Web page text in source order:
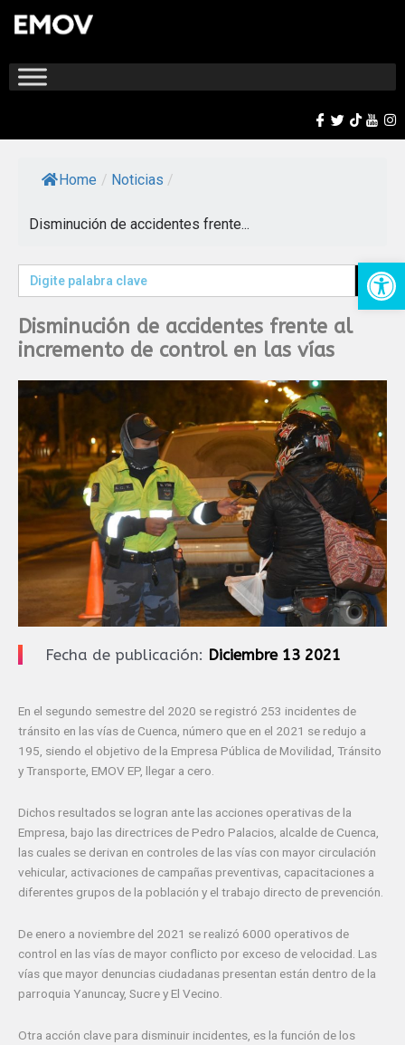
Home / Noticias /
Disminución de accidentes frente...
Search
for:
Search Button
Disminución de accidentes frente al
incremento de control en las vías
Fecha de publicación: Diciembre 13 2021
En el segundo semestre del 2020 se registró 253 incidentes de
tránsito en las vías de Cuenca, número que en el 2021 se redujo a
195, siendo el objetivo de la Empresa Pública de Movilidad, Tránsito
y Transporte, EMOV EP, llegar a cero.
Dichos resultados se logran ante las acciones operativas de la
Empresa, bajo las directrices de Pedro Palacios, alcalde de Cuenca,
las cuales se derivan en controles de las vías con mayor circulación
vehicular, activaciones de campañas preventivas, capacitaciones a
diferentes grupos de la población y el trabajo directo de prevención.
De enero a noviembre del 2021 se realizó 6000 operativos de
control en las vías de mayor conflicto por exceso de velocidad. Las
vías que mayor denuncias ciudadanas presentan están dentro de la
parroquia Yanuncay, Sucre y El Vecino.
Otra acción clave para disminuir incidentes, es la función de los